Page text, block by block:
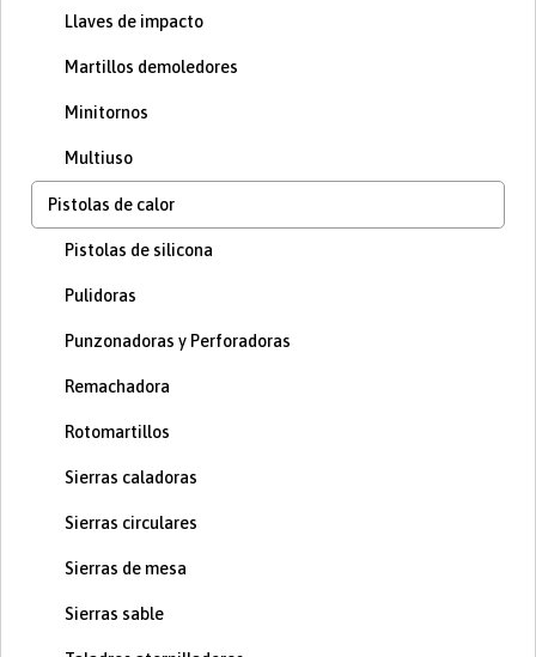
Llaves de impacto
Martillos demoledores
Minitornos
Multiuso
Pistolas de calor
Pistolas de silicona
Pulidoras
Punzonadoras y Perforadoras
Remachadora
Rotomartillos
Sierras caladoras
Sierras circulares
Sierras de mesa
Sierras sable